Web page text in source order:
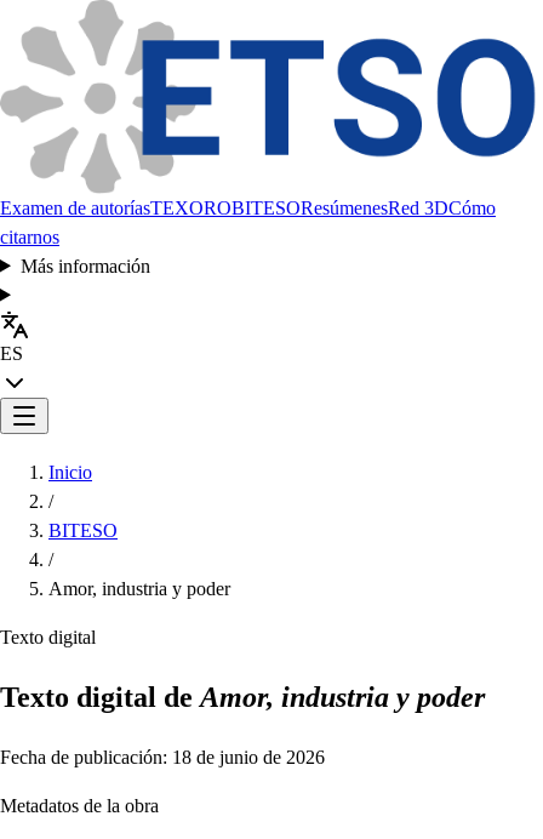
Examen de autoríasTEXOROBITESOResúmenesRed 3DCómo
citarnos
Más información
ES
Inicio
/
BITESO
/
Amor, industria y poder
Texto digital
Texto digital deAmor, industria y poder
Fecha de publicación: 18 de junio de 2026
Metadatos de la obra